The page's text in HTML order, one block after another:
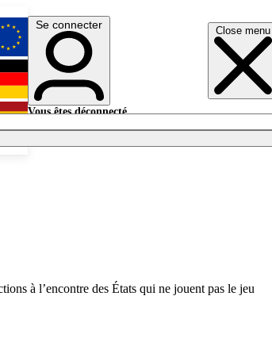
Close menu
English
Deutsch
Se connecter
Vous êtes déconnecté.
à l’encontre des États qui ne jouent pas le jeu